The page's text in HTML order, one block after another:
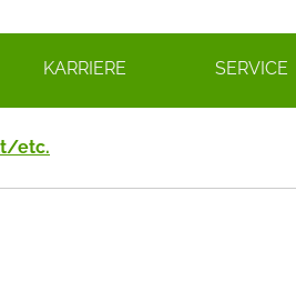
KARRIERE SERVICE
etc.